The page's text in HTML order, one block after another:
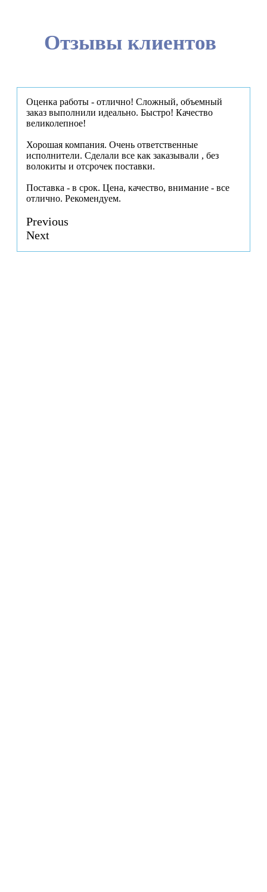
Отзывы клиентов
Оценка работы - отлично! Сложный, объемный
заказ выполнили идеально. Быстро! Качество
великолепное!
Хорошая компания. Очень ответственные
исполнители. Сделали все как заказывали , без
волокиты и отсрочек поставки.
Поставка - в срок. Цена, качество, внимание - все
отлично. Рекомендуем.
Previous
Next